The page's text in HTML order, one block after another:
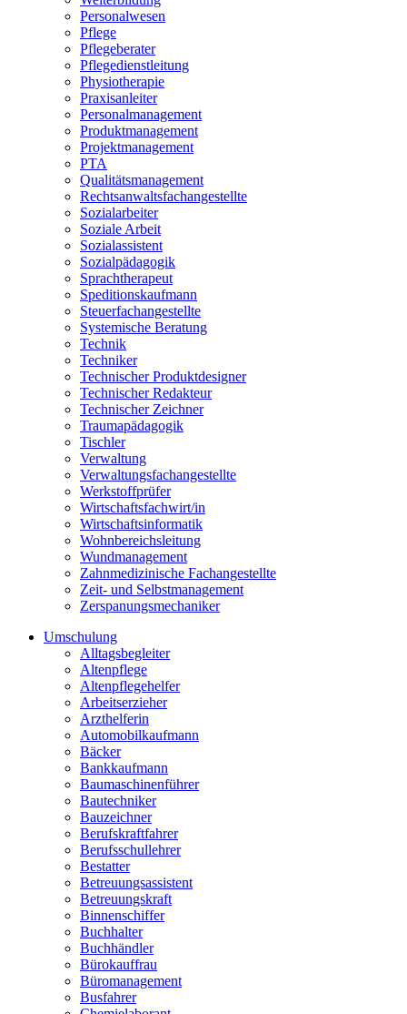
Personalwesen
Pflege
Pflegeberater
Pflegedienstleitung
Physiotherapie
Praxisanleiter
Personalmanagement
Produktmanagement
Projektmanagement
PTA
Qualitätsmanagement
Rechtsanwaltsfachangestellte
Sozialarbeiter
Soziale Arbeit
Sozialassistent
Sozialpädagogik
Sprachtherapeut
Speditionskaufmann
Steuerfachangestellte
Systemische Beratung
Technik
Techniker
Technischer Produktdesigner
Technischer Redakteur
Technischer Zeichner
Traumapädagogik
Tischler
Verwaltung
Verwaltungsfachangestellte
Werkstoffprüfer
Wirtschaftsfachwirt/in
Wirtschaftsinformatik
Wohnbereichsleitung
Wundmanagement
Zahnmedizinische Fachangestellte
Zeit- und Selbstmanagement
Zerspanungsmechaniker
Umschulung
Alltagsbegleiter
Altenpflege
Altenpflegehelfer
Arbeitserzieher
Arzthelferin
Automobilkaufmann
Bäcker
Bankkaufmann
Baumaschinenführer
Bautechniker
Bauzeichner
Berufskraftfahrer
Berufsschullehrer
Bestatter
Betreuungsassistent
Betreuungskraft
Binnenschiffer
Buchhalter
Buchhändler
Bürokauffrau
Büromanagement
Busfahrer